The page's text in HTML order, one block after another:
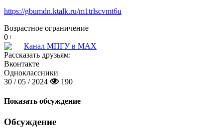
https://gbumdn.ktalk.ru/m1trlscvmt6u
Возрастное ограничение
0+
Канал МПГУ в MAX
Рассказать друзьям:
Вконтакте
Одноклассники
30 / 05 / 2024
190
Показать обсуждение
Обсуждение